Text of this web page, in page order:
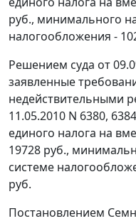
руб., минимального
налогообложения -
Решением суда от
заявленные
недействительными
11.05.2010 N 6380,
единого налога на
19728 руб.,
системе
руб.
Постановлением